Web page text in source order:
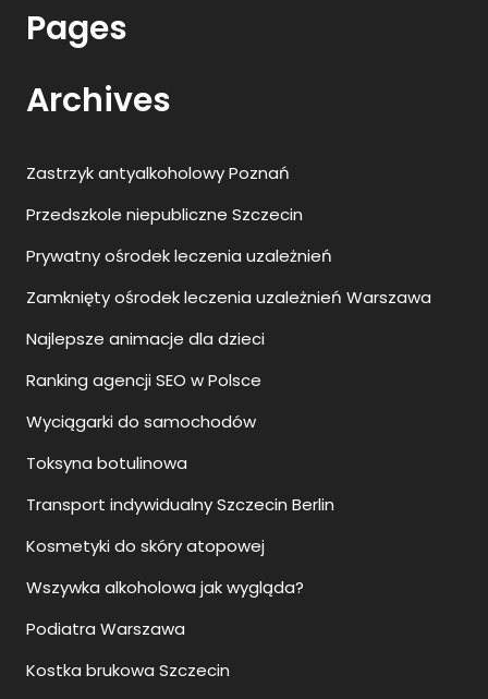
Pages
Archives
Zastrzyk antyalkoholowy Poznań
Przedszkole niepubliczne Szczecin
Prywatny ośrodek leczenia uzależnień
Zamknięty ośrodek leczenia uzależnień Warszawa
Najlepsze animacje dla dzieci
Ranking agencji SEO w Polsce
Wyciągarki do samochodów
Toksyna botulinowa
Transport indywidualny Szczecin Berlin
Kosmetyki do skóry atopowej
Wszywka alkoholowa jak wygląda?
Podiatra Warszawa
Kostka brukowa Szczecin